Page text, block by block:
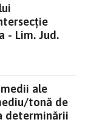
- Lim. Jud.
ale
tonă de
determinării